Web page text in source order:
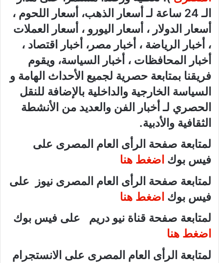
الـ 24 ساعة لـ أسعار الذهب، أسعار اللحوم ،
أسعار الدولار ، أسعار اليورو ، أسعار العملات
، أخبار الرياضة ، أخبار مصر، أخبار اقتصاد ،
أخبار المحافظات ، أخبار السياسة، ويقوم
فريقنا بمتابعة حصرية لجميع الأحداث الهامة و
السياسة الخارجية والداخلية بالإضافة للنقل
الحصري لـ أخبار الفن والعديد من الأنشطة
الثقافية والأدبية.
لمتابعة صفحة الرأى العام المصرى على
فيس بوك اضغط هنا
لمتابعة صفحة الرأى العام المصرى نيوز على
فيس بوك اضغط هنا
لمتابعة صفحة قناة نيو دريم على فيس بوك
اضغط هنا
لمتابعة الرأى العام المصرى على الانستجرام